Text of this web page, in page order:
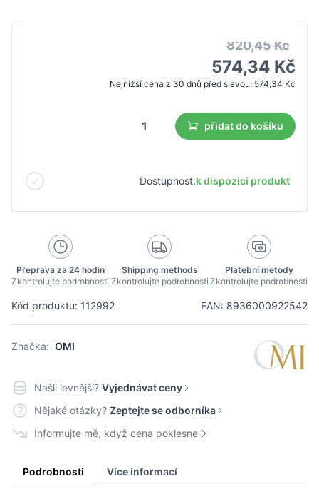
Kód produktu: 112992 EAN: 8936000922542
Značka: OMI
820,45 Kč
574,34 Kč
Nejnižší cena z 30 dnů před slevou: 574,34 Kč
přidat do košíku
Dostupnost:k dispozici produkt
Přeprava za 24 hodin
Zkontrolujte podrobnosti
Shipping methods
Zkontrolujte podrobnosti
Platební metody
Zkontrolujte podrobnosti
Našli levnější? Vyjednávat ceny
Nějaké otázky? Zeptejte se odborníka
Informujte mě, když cena poklesne
Podrobnosti Více informací